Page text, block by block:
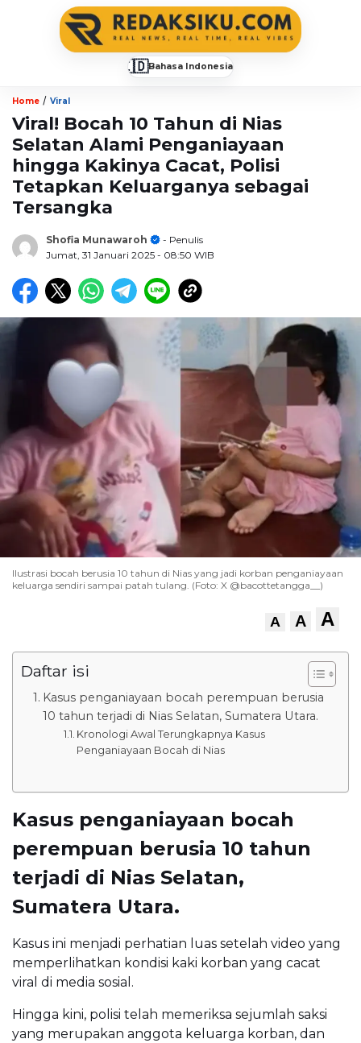
🇮🇩Bahasa Indonesia
Home / Viral
Viral! Bocah 10 Tahun di Nias
Selatan Alami Penganiayaan
hingga Kakinya Cacat, Polisi
Tetapkan Keluarganya sebagai
Tersangka
Shofia Munawaroh
- Penulis
Jumat, 31 Januari 2025 - 08:50 WIB
Ilustrasi bocah berusia 10 tahun di Nias yang jadi korban penganiayaan
keluarga sendiri sampai patah tulang. (Foto: X @bacottetangga__)
A A A
Daftar isi
Kasus penganiayaan bocah perempuan berusia
10 tahun terjadi di Nias Selatan, Sumatera Utara.
Kronologi Awal Terungkapnya Kasus
Penganiayaan Bocah di Nias
Kasus penganiayaan bocah
perempuan berusia 10 tahun
terjadi di Nias Selatan,
Sumatera Utara.
Kasus ini menjadi perhatian luas setelah video yang
memperlihatkan kondisi kaki korban yang cacat
viral di media sosial.
Hingga kini, polisi telah memeriksa sejumlah saksi
yang merupakan anggota keluarga korban, dan